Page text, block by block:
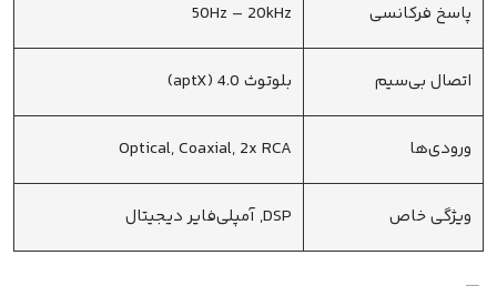
پاسخ فرکانسی 50Hz – 20kHz
اتصال بی‌سیم بلوتوث 4.0 (aptX)
ورودی‌ها Optical, Coaxial, 2x RCA
ویژگی خاص DSP, آمپلی‌فایر دیجیتال